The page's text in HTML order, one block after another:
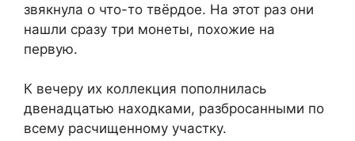
звякнула о что-то твёрдое. На этот раз они
нашли сразу три монеты, похожие на
первую.
К вечеру их коллекция пополнилась
двенадцатью находками, разбросанными по
всему расчищенному участку.